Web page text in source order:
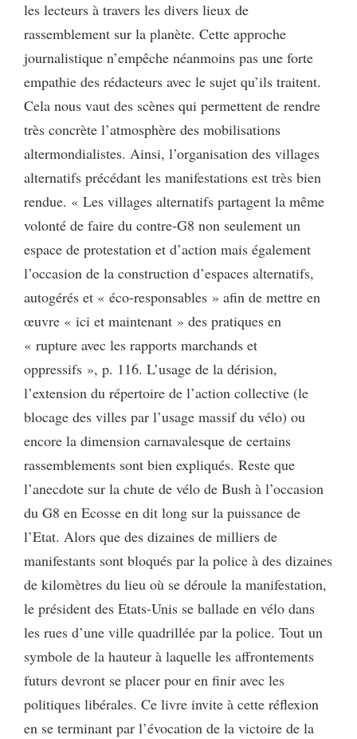
les lecteurs à travers les divers lieux de
rassemblement sur la planète. Cette approche
journalistique n’empêche néanmoins pas une forte
empathie des rédacteurs avec le sujet qu’ils traitent.
Cela nous vaut des scènes qui permettent de rendre
très concrète l’atmosphère des mobilisations
altermondialistes. Ainsi, l’organisation des villages
alternatifs précédant les manifestations est très bien
rendue. « Les villages alternatifs partagent la même
volonté de faire du contre-G8 non seulement un
espace de protestation et d’action mais également
l’occasion de la construction d’espaces alternatifs,
autogérés et « éco-responsables » afin de mettre en
œuvre « ici et maintenant » des pratiques en
« rupture avec les rapports marchands et
oppressifs », p. 116. L’usage de la dérision,
l’extension du répertoire de l’action collective (le
blocage des villes par l’usage massif du vélo) ou
encore la dimension carnavalesque de certains
rassemblements sont bien expliqués. Reste que
l’anecdote sur la chute de vélo de Bush à l’occasion
du G8 en Ecosse en dit long sur la puissance de
l’Etat. Alors que des dizaines de milliers de
manifestants sont bloqués par la police à des dizaines
de kilomètres du lieu où se déroule la manifestation,
le président des Etats-Unis se ballade en vélo dans
les rues d’une ville quadrillée par la police. Tout un
symbole de la hauteur à laquelle les affrontements
futurs devront se placer pour en finir avec les
politiques libérales. Ce livre invite à cette réflexion
en se terminant par l’évocation de la victoire de la